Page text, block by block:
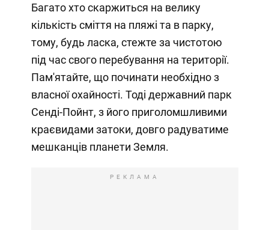
Багато хто скаржиться на велику
кількість сміття на пляжі та в парку,
тому, будь ласка, стежте за чистотою
під час свого перебування на території.
Пам'ятайте, що починати необхідно з
власної охайності. Тоді державний парк
Сенді-Пойнт, з його приголомшливими
краєвидами затоки, довго радуватиме
мешканців планети Земля.
РЕКЛАМА